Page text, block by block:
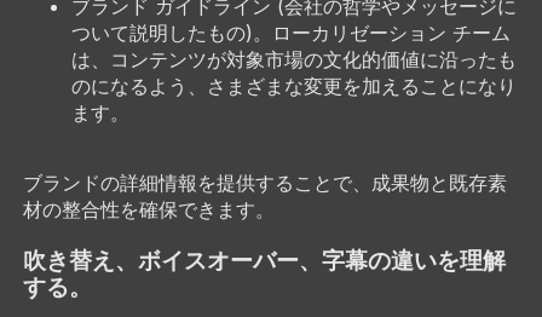
ブランド ガイドライン (会社の哲学やメッセージに
ついて説明したもの)。ローカリゼーション チーム
は、コンテンツが対象市場の文化的価値に沿ったも
のになるよう、さまざまな変更を加えることになり
ます。
ブランドの詳細情報を提供することで、成果物と既存素
材の整合性を確保できます。
吹き替え、ボイスオーバー、字幕の違いを理解
する。